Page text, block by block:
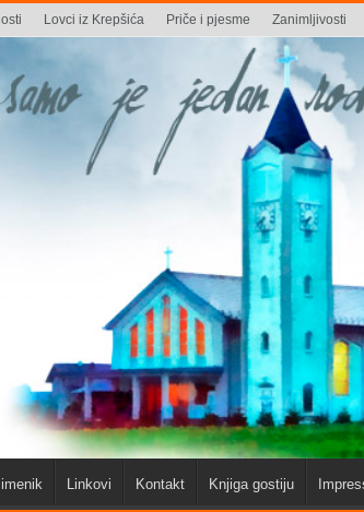
Lovci iz Krepšića Priče i pjesme Zanimljivosti
Linkovi Kontakt Knjiga gostiju